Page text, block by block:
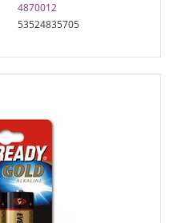
4870012
53524835705